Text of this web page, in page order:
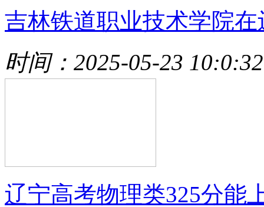
吉林铁道职业技术学院在
时间：2025-05-23 10:0:32
辽宁高考物理类325分能